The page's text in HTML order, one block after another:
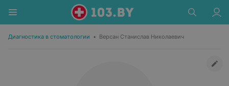
Диагностика в стоматологии • Версан Станислав Николаевич